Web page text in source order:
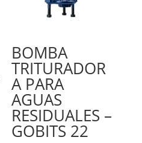
BOMBA
TRITURADOR
A PARA
AGUAS
RESIDUALES –
GOBITS 22